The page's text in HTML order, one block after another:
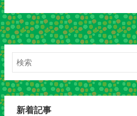
新着記事